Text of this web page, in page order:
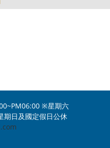
※星期六
期日及國定假日公休